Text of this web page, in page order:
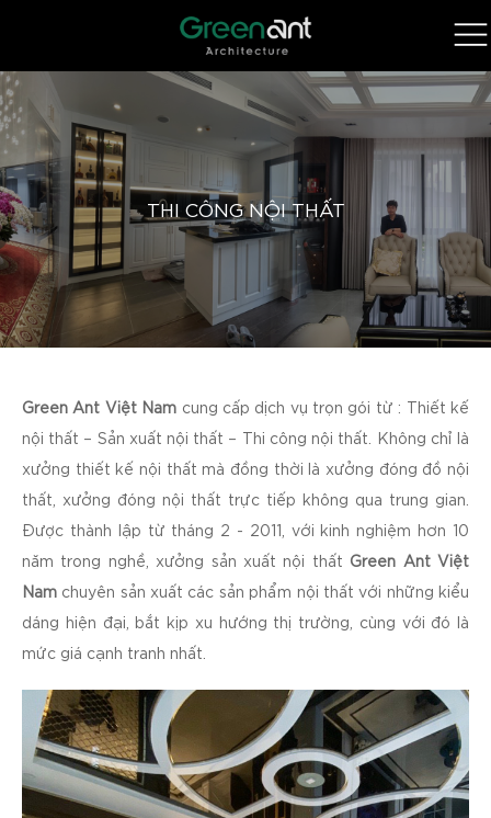
THI CÔNG NỘI THẤT
Green Ant Việt Nam cung cấp dịch vụ trọn gói từ : Thiết kế
nội thất – Sản xuất nội thất – Thi công nội thất. Không chỉ là
xưởng thiết kế nội thất mà đồng thời là xưởng đóng đồ nội
thất, xưởng đóng nội thất trực tiếp không qua trung gian.
Được thành lập từ tháng 2 - 2011, với kinh nghiệm hơn 10
năm trong nghề, xưởng sản xuất nội thất Green Ant Việt
Nam chuyên sản xuất các sản phẩm nội thất với những kiểu
dáng hiện đại, bắt kịp xu hướng thị trường, cùng với đó là
mức giá cạnh tranh nhất.